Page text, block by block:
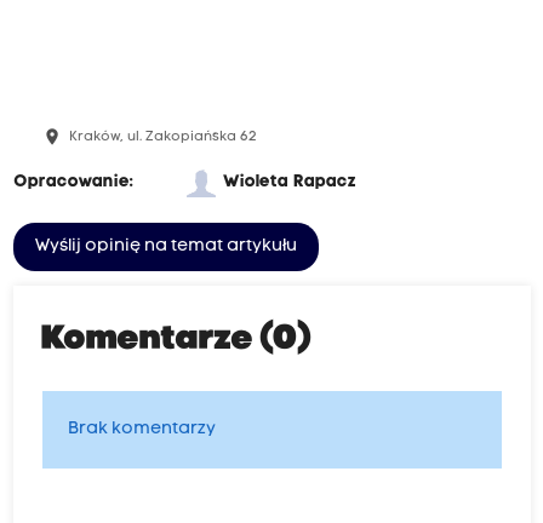
place Kraków, ul. Zakopiańska 62
Opracowanie: Wioleta Rapacz
Wyślij opinię na temat artykułu
Komentarze (0)
Brak komentarzy